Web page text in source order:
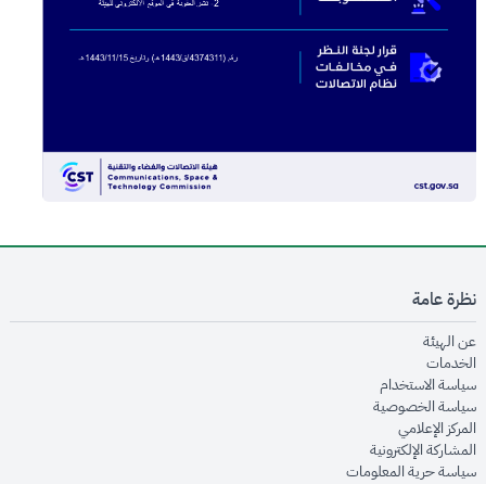
نظرة عامة
عن الهيئةopens in new window
الخدماتopens in new window
سياسة الاستخدام
سياسة الخصوصيةopens in new window
المركز الإعلاميopens in new window
المشاركة الإلكترونيةopens in new window
سياسة حرية المعلوماتopens in new window